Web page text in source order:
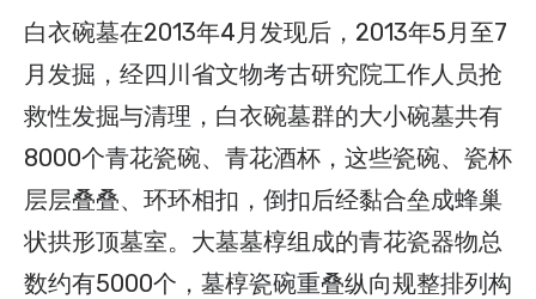
白衣碗墓在2013年4月发现后，2013年5月至7
月发掘，经四川省文物考古研究院工作人员抢
救性发掘与清理，白衣碗墓群的大小碗墓共有
8000个青花瓷碗、青花酒杯，这些瓷碗、瓷杯
层层叠叠、环环相扣，倒扣后经黏合垒成蜂巢
状拱形顶墓室。大墓墓椁组成的青花瓷器物总
数约有5000个，墓椁瓷碗重叠纵向规整排列构